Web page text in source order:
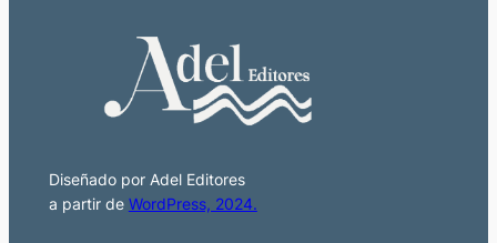
Diseñado por Adel Editores
a partir de WordPress, 2024.